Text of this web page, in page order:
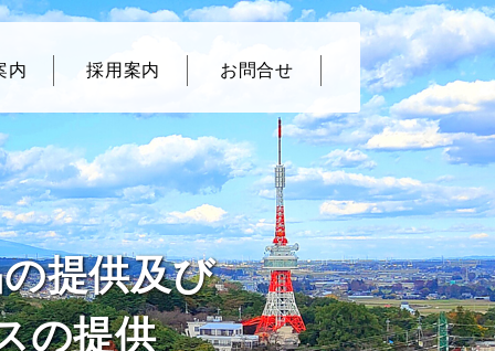
内 採用案内 お問合せ
提供及び
の提供